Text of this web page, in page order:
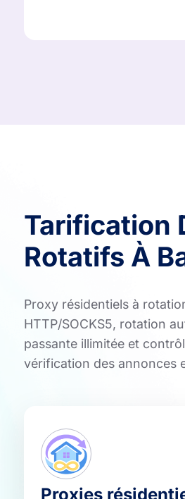
Tarification
Rotatifs À
Proxy résidentiels à
HTTP/SOCKS5, rotation
passante illimitée et
vérification des annonces
Proxies